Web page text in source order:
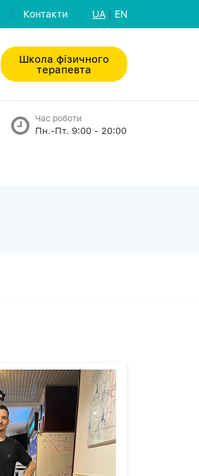
/ Контакти UA | EN
Школа фізичного
терапевта
Час роботи
Пн.-Пт. 9:00 - 20:00